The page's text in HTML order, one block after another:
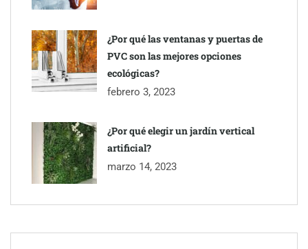
¿Por qué las ventanas y puertas de
PVC son las mejores opciones
ecológicas?
febrero 3, 2023
¿Por qué elegir un jardín vertical
artificial?
marzo 14, 2023